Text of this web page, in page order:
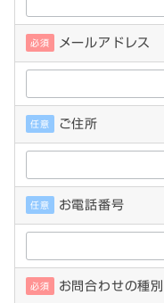
必須 メールアドレス
任意 ご住所
任意 お電話番号
必須 お問合わせの種別